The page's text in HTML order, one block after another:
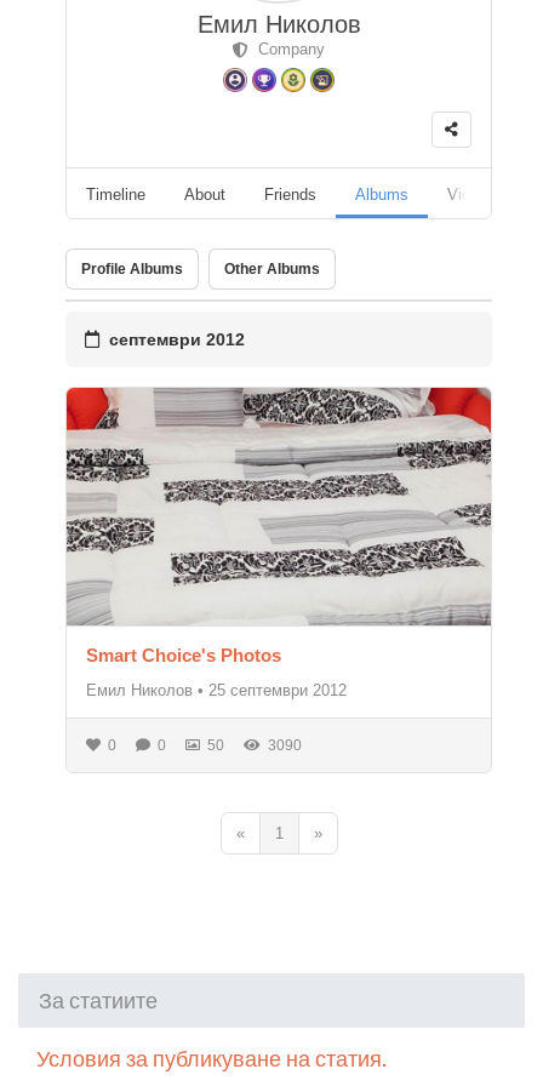
Емил Николов
Company
Timeline About Friends Albums Videos
Profile Albums Other Albums
септември 2012
Smart Choice's Photos
Емил Николов • 25 септември 2012
0 0 50 3090
« 1 »
За статиите
Условия за публикуване на статия.